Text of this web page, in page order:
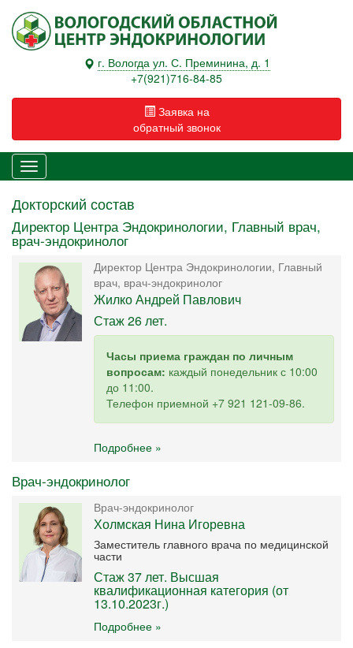
г. Вологда ул. С. Преминина, д. 1
+7(921)716-84-85
Заявка на
обратный звонок
Докторский состав
Директор Центра Эндокринологии, Главный врач,
врач-эндокринолог
Директор Центра Эндокринологии, Главный
врач, врач-эндокринолог
Жилко Андрей Павлович
Стаж 26 лет.
Часы приема граждан по личным
вопросам: каждый понедельник с 10:00
до 11:00.
Телефон приемной +7 921 121-09-86.
Подробнее »
Врач-эндокринолог
Врач-эндокринолог
Холмская Нина Игоревна
Заместитель главного врача по медицинской
части
Стаж 37 лет. Высшая
квалификационная категория (от
13.10.2023г.)
Подробнее »